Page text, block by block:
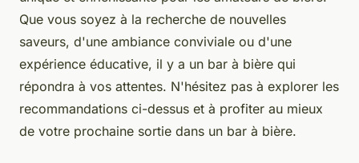
Que vous soyez à la recherche de nouvelles
saveurs, d'une ambiance conviviale ou d'une
expérience éducative, il y a un bar à bière qui
répondra à vos attentes. N'hésitez pas à explorer les
recommandations ci-dessus et à profiter au mieux
de votre prochaine sortie dans un bar à bière.